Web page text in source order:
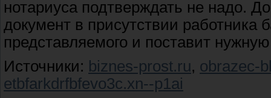
нотариуса подтверждать не надо.
документ в присутствии работника
представляемого и поставит
Источники: biznes-prost.ru, obrazec-
etbfarkdrfbfevo3c.xn--p1ai